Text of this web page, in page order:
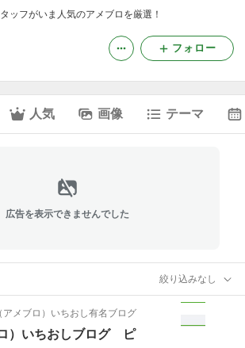
ッフがいま人気のアメブロを厳選！
フォロー
人気 画像 テーマ
広告を表示できませんでした
絞り込みなし
アメブロ）いちおし有名ブログ
）いちおしブログ ピ